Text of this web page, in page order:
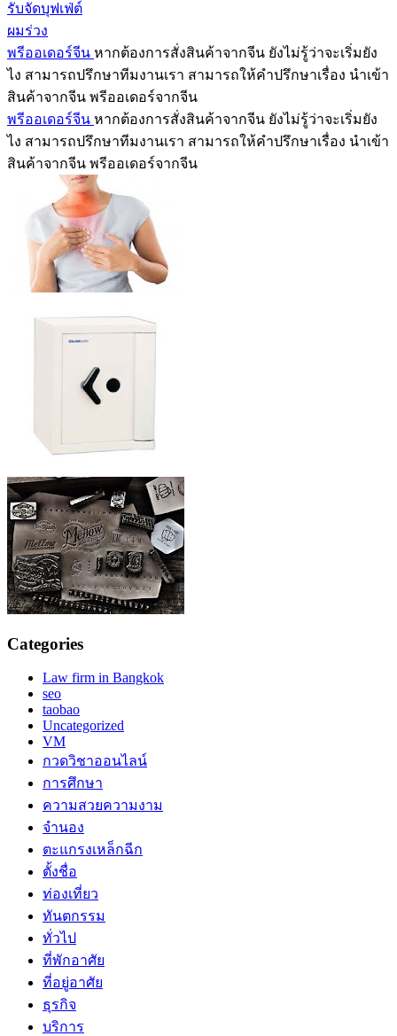
รับจัดบุฟเฟ่ต์
ผมร่วง
พรีออเดอร์จีน หากต้องการสั่งสินค้าจากจีน ยังไม่รู้ว่าจะเริ่มยัง
ไง สามารถปรึกษาทีมงานเรา สามารถให้คำปรึกษาเรื่อง นำเข้า
สินค้าจากจีน พรีออเดอร์จากจีน
พรีออเดอร์จีน หากต้องการสั่งสินค้าจากจีน ยังไม่รู้ว่าจะเริ่มยัง
ไง สามารถปรึกษาทีมงานเรา สามารถให้คำปรึกษาเรื่อง นำเข้า
สินค้าจากจีน พรีออเดอร์จากจีน
Categories
Law firm in Bangkok
seo
taobao
Uncategorized
VM
กวดวิชาออนไลน์
การศึกษา
ความสวยความงาม
จำนอง
ตะแกรงเหล็กฉีก
ตั้งชื่อ
ท่องเที่ยว
ทันตกรรม
ทั่วไป
ที่พักอาศัย
ที่อยู่อาศัย
ธุรกิจ
บริการ